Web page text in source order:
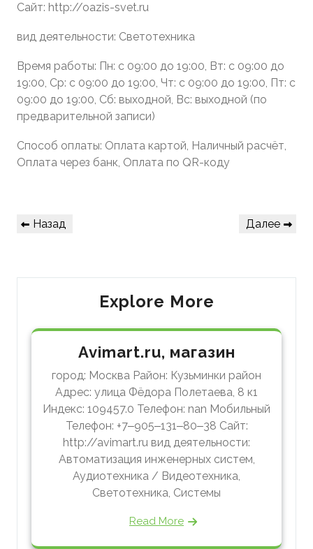
Сайт: http://oazis-svet.ru
вид деятельности: Светотехника
Время работы: Пн: с 09:00 до 19:00, Вт: с 09:00 до
19:00, Ср: с 09:00 до 19:00, Чт: с 09:00 до 19:00, Пт: с
09:00 до 19:00, Сб: выходной, Вс: выходной (по
предварительной записи)
Способ оплаты: Оплата картой, Наличный расчёт,
Оплата через банк, Оплата по QR-коду
Навигация
Предыдущая
Назад
Следующая
Далее
Explore More
Avimart.ru, магазин
город: Москва Район: Кузьминки район
Адрес: улица Фёдора Полетаева, 8 к1
Индекс: 109457.0 Телефон: nan Мобильный
Телефон: +7‒905‒131‒80‒38 Сайт:
http://avimart.ru вид деятельности:
Автоматизация инженерных систем,
Аудиотехника / Видеотехника,
Светотехника, Системы
Read More